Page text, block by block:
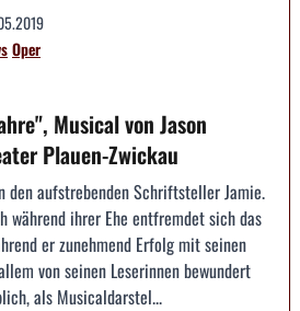
Oper
Musical von Jason
Plauen-Zwickau
den aufstrebenden Schriftsteller Jamie.
während ihrer Ehe entfremdet sich das
er zunehmend Erfolg mit seinen
von seinen Leserinnen bewundert
als Musicaldarstel...